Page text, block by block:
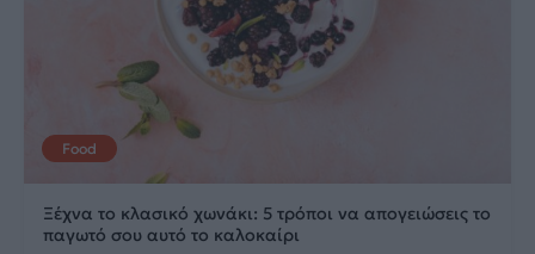
Food
Ξέχνα το κλασικό χωνάκι: 5 τρόποι να απογειώσεις το
παγωτό σου αυτό το καλοκαίρι